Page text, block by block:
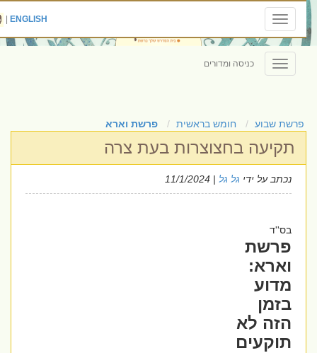
Toggle
navigation
ENGLISH
|
Toggle
navigation
כניסה ומדורים
פרשת שבוע חומש בראשית פרשת וארא
תקיעה בחצוצרות בעת צרה
נכתב על ידיגל גל | 11/1/2024
בס''ד
פרשת
וארא:
מדוע
בזמן
הזה לא
תוקעים